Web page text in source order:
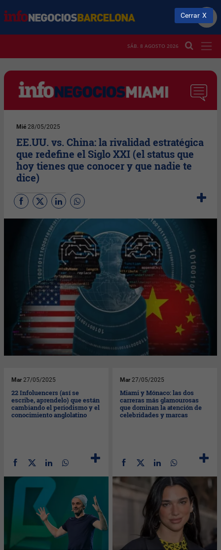
SÁB. 8 AGOSTO 2026
Mié 28/05/2025
EE.UU. vs. China: la rivalidad estratégica
que redefine el Siglo XXI (el status que
hoy tienes que conocer y que nadie te
dice)
Mar 27/05/2025
22 Infoluencers (así se
escribe, aprendelo) que están
cambiando el periodismo y el
conocimiento anglolatino
Mar 27/05/2025
Miami y Mónaco: las dos
carreras más glamourosas
que dominan la atención de
celebridades y marcas
Cerrar